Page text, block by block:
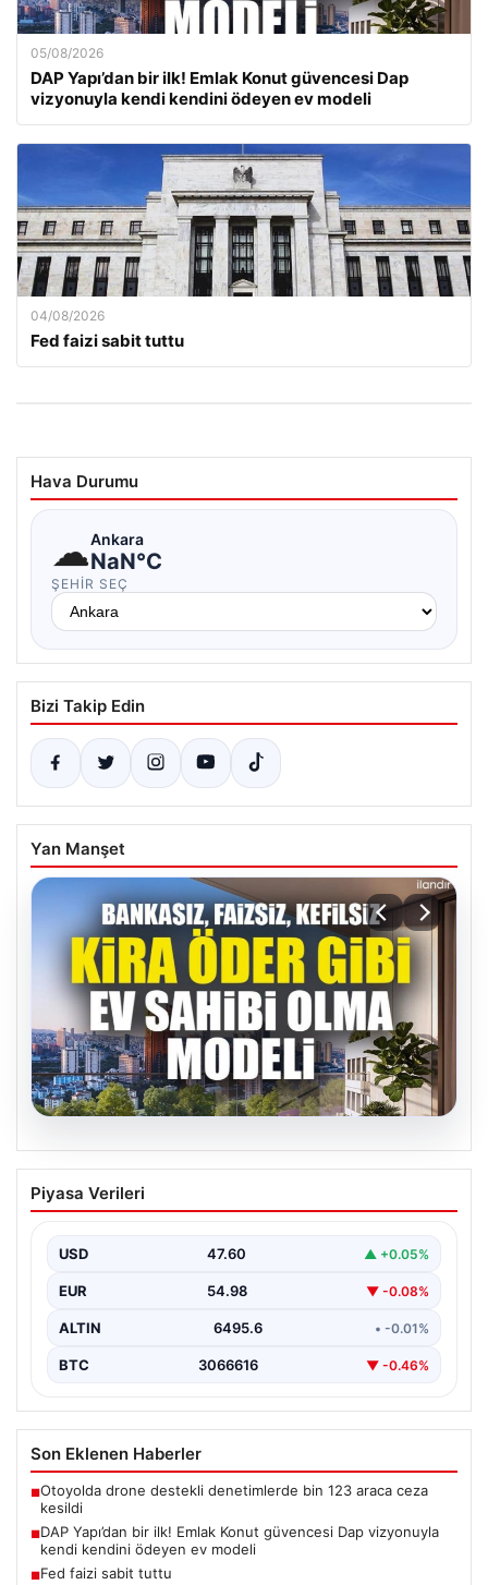
05/08/2026
DAP Yapı’dan bir ilk! Emlak Konut güvencesi Dap
vizyonuyla kendi kendini ödeyen ev modeli
04/08/2026
Fed faizi sabit tuttu
Hava Durumu
☁Ankara
NaN°C
ŞEHIR SEÇ
Bizi Takip Edin
Yan Manşet
05.08.2026
DAP Yapı’dan bir ilk! Emlak Konut
güvencesi Dap vizyonuyla kendi
Piyasa Verileri
USD 47.60 ▲ +0.05%
EUR 54.98 ▼ -0.08%
ALTIN 6495.6 • -0.01%
BTC 3066616 ▼ -0.46%
Son Eklenen Haberler
■Otoyolda drone destekli denetimlerde bin 123 araca ceza
kesildi
■DAP Yapı’dan bir ilk! Emlak Konut güvencesi Dap vizyonuyla
kendi kendini ödeyen ev modeli
■Fed faizi sabit tuttu